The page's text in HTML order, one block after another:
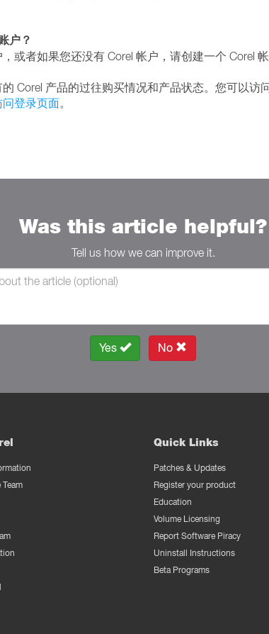
户？
或者如果您还没有 Corel 帐户，请创建一个 Corel
Corel 产品的过往购买情况和产品状态。您可以访
登录页面。
Was this article helpful?
Tell us how we can improve it.
Yes No
Quick Links
Patches & Updates
Register your product
Education
Volume Licensing
Report Software Piracy
Uninstall Instructions
Beta Programs